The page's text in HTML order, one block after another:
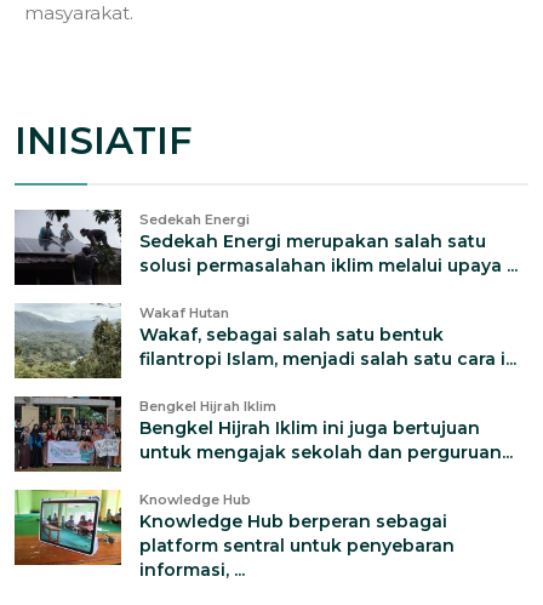
masyarakat.
INISIATIF
Sedekah Energi
Sedekah Energi merupakan salah satu
solusi permasalahan iklim melalui upaya ...
Wakaf Hutan
Wakaf, sebagai salah satu bentuk
filantropi Islam, menjadi salah satu cara i...
Bengkel Hijrah Iklim
Bengkel Hijrah Iklim ini juga bertujuan
untuk mengajak sekolah dan perguruan...
Knowledge Hub
Knowledge Hub berperan sebagai
platform sentral untuk penyebaran
informasi, ...